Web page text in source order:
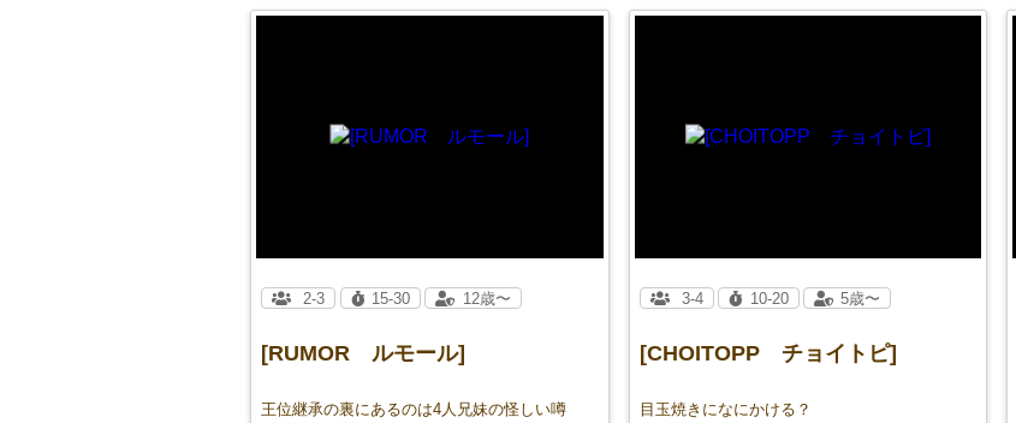
[RUMOR ルモール]
王位継承の裏にあるのは4人兄妹の怪しい噂
2-3 15-30 12歳〜
[CHOITOPP チョイトピ]
目玉焼きになにかける？
3-4 10-20 5歳〜